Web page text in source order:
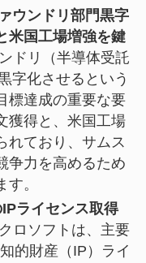
ウンドリ部門黒字
米国工場増強を鍵
ドリ（半導体受託
字化させるという
標達成の重要な要
獲得と、米国工場
れており、サムス
争力を高めるため
。
ライセンス取得
ロソフトは、主要
的財産（IP）ライ